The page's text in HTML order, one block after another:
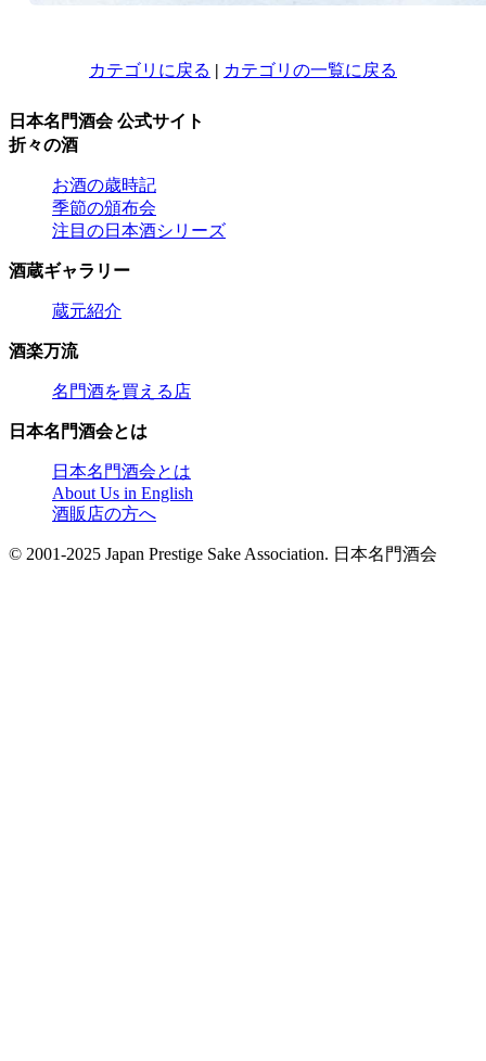
カテゴリに戻る | カテゴリの一覧に戻る
日本名門酒会 公式サイト
折々の酒
お酒の歳時記
季節の頒布会
注目の日本酒シリーズ
酒蔵ギャラリー
蔵元紹介
酒楽万流
名門酒を買える店
日本名門酒会とは
日本名門酒会とは
About Us in English
酒販店の方へ
© 2001-2025 Japan Prestige Sake Association. 日本名門酒会